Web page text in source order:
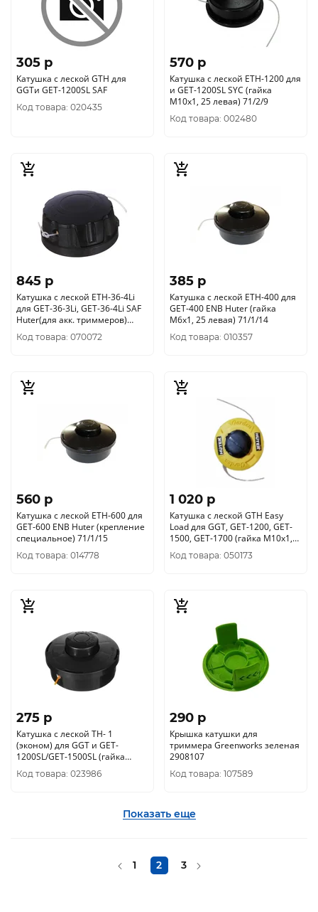
305 p
Катушка с леской GTH для
GGTи GET-1200SL SAF
Код товара: 020435
570 p
Катушка с леской ETH-1200 для
и GET-1200SL SYC (гайка
М10х1, 25 левая) 71/2/9
Код товара: 002480
845 p
Катушка с леской ETH-36-4Li
для GET-36-3Li, GET-36-4Li SAF
Huter(для акк. триммеров)
71/1/16
Код товара: 070072
385 p
Катушка с леской ETH-400 для
GET-400 ENB Huter (гайка
М6х1, 25 левая) 71/1/14
Код товара: 010357
560 p
Катушка с леской ETH-600 для
GET-600 ENB Huter (крепление
специальное) 71/1/15
Код товара: 014778
1 020 p
Катушка с леской GTH Easy
Load для GGT, GET-1200, GET-
1500, GET-1700 (гайка М10х1,
25 левая) 71/2/25
Код товара: 050173
275 p
Катушка с леской TH- 1
(эконом) для GGT и GET-
1200SL/GET-1500SL (гайка
М10х1, 25 левая) 71/2/24
Код товара: 023986
290 p
Крышка катушки для
триммера Greenworks зеленая
2908107
Код товара: 107589
Показать еще
1 2 3